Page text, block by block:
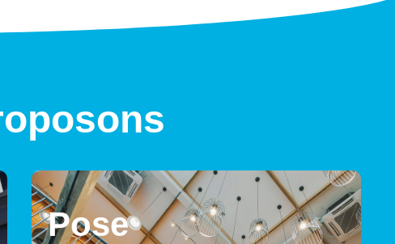
Pose